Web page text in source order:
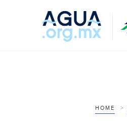
HOME